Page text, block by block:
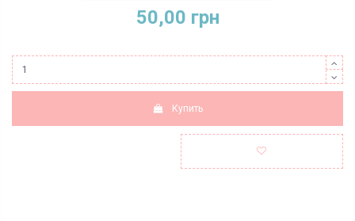
50,00 грн
Купить